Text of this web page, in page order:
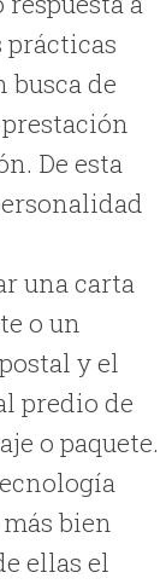
prácticas
de
De esta
una carta
o un
y el
predio de
o paquete.
bien
ellas el